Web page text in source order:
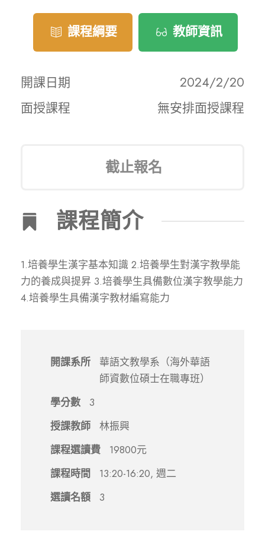
課程綱要 教師資訊
開課日期
2024/2/20
面授課程
無安排面授課程
截止報名
課程簡介
1.培養學生漢字基本知識 2.培養學生對漢字教學能
力的養成與提昇 3.培養學生具備數位漢字教學能力
4.培養學生具備漢字教材編寫能力
開課系所
華語文教學系（海外華語
師資數位碩士在職專班）
學分數
3
授課教師
林振興
課程選讀費
19800元
課程時間
13:20-16:20, 週二
選讀名額
3